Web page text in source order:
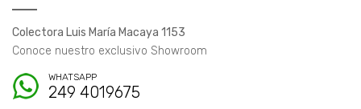
Colectora Luis María Macaya 1153
Conoce nuestro exclusivo Showroom
WHATSAPP
249 4019675